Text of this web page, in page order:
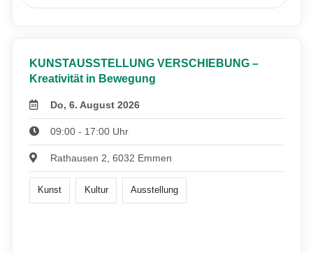
KUNSTAUSSTELLUNG VERSCHIEBUNG –
Kreativität in Bewegung
Do, 6. August 2026
09:00 - 17:00 Uhr
Rathausen 2, 6032 Emmen
Kunst Kultur Ausstellung